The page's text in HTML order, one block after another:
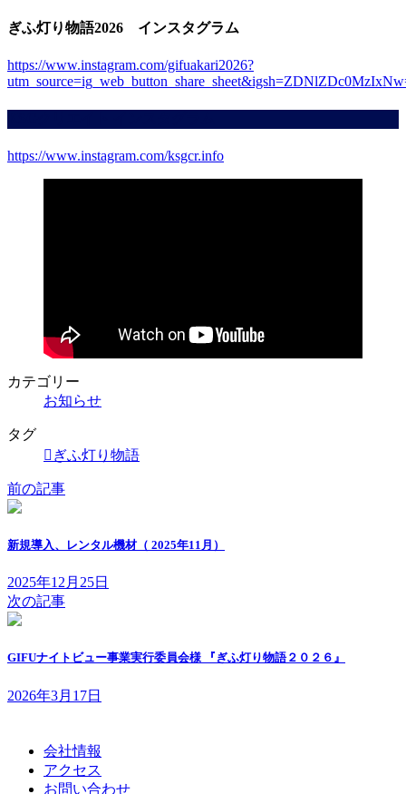
ぎふ灯り物語2026 インスタグラム
https://www.instagram.com/gifuakari2026?
https://www.instagram.com/ksgcr.info
カテゴリー
お知らせ
タグ
ぎふ灯り物語
前の記事
新規導入、レンタル機材（ 2025年11月）
2025年12月25日
次の記事
GIFUナイトビュー事業実行委員会様 『ぎふ灯り物語２０２６』
2026年3月17日
会社情報
アクセス
お問い合わせ